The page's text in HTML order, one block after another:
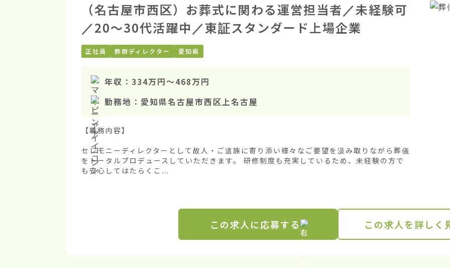
（名古屋市西区）お葬式に関わる運営担当者／未経験可
／20〜30代活躍中／東証スタンダード上場企業
正社員 葬祭ディレクター 愛知県
年収： 334万円〜468万円
勤務地： 愛知県名古屋市西区上名古屋
【職務内容】
セレモニーディレクターとして故人・ご遺族に寄り添い様々なご要望を汲み取りながら葬儀
をトータルプロデュースしていただきます。 研修制度も充実しているため、未経験の方で
も安心してはたらくこ...
この求人に応募する この求人を詳しく